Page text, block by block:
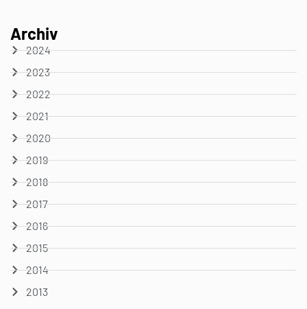
Archiv
2024
2023
2022
2021
2020
2019
2018
2017
2016
2015
2014
2013